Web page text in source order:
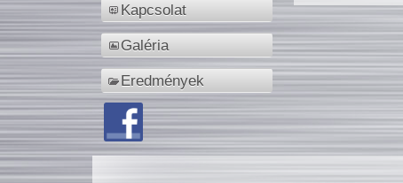
Kapcsolat
Galéria
Eredmények